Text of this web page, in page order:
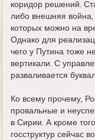
коридор решений.
либо внешняя война,
которых можно на
Однако для
чего у Путина тоже
вертикали. С
разваливается
Ко всему прочему,
провальные и
в Сирии. А кроме
госструктур сейчас